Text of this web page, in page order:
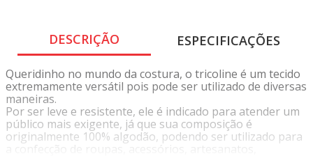
DESCRIÇÃO ESPECIFICAÇÕES
Queridinho no mundo da costura, o tricoline é um tecido
extremamente versátil pois pode ser utilizado de diversas
maneiras.
Por ser leve e resistente, ele é indicado para atender um
público mais exigente, já que sua composição é
originalmente 100% algodão, podendo ser utilizado para
a confecção de roupas, acessórios, artesanatos,